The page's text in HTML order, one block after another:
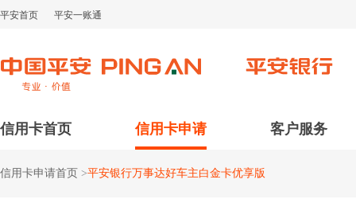
平安首页 平安一账通
信用卡首页 信用卡申请 客户服务
信用卡申请首页 >平安银行万事达好车主白金卡优享版